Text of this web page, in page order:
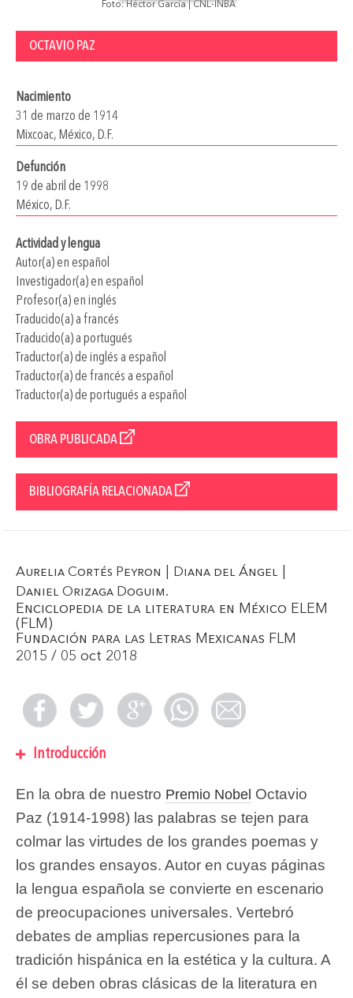
Foto: Héctor García | CNL-INBA
OCTAVIO PAZ
Nacimiento
31 de marzo de 1914
Mixcoac, México, D.F.
Defunción
19 de abril de 1998
México, D.F.
Actividad y lengua
Autor(a) en español
Investigador(a) en español
Profesor(a) en inglés
Traducido(a) a francés
Traducido(a) a portugués
Traductor(a) de inglés a español
Traductor(a) de francés a español
Traductor(a) de portugués a español
OBRA PUBLICADA
BIBLIOGRAFÍA RELACIONADA
Aurelia Cortés Peyron Diana del Ángel
Daniel Orizaga Doguim.
Enciclopedia de la literatura en México ELEM
(FLM)
Fundación para las Letras Mexicanas FLM
2015 / 05 oct 2018
Introducción
En la obra de nuestro Premio Nobel Octavio
Paz (1914-1998) las palabras se tejen para
colmar las virtudes de los grandes poemas y
los grandes ensayos. Autor en cuyas páginas
la lengua española se convierte en escenario
de preocupaciones universales. Vertebró
debates de amplias repercusiones para la
tradición hispánica en la estética y la cultura. A
él se deben obras clásicas de la literatura en